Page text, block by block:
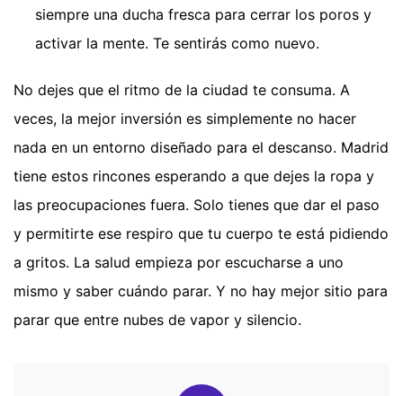
siempre una ducha fresca para cerrar los poros y
activar la mente. Te sentirás como nuevo.
No dejes que el ritmo de la ciudad te consuma. A
veces, la mejor inversión es simplemente no hacer
nada en un entorno diseñado para el descanso. Madrid
tiene estos rincones esperando a que dejes la ropa y
las preocupaciones fuera. Solo tienes que dar el paso
y permitirte ese respiro que tu cuerpo te está pidiendo
a gritos. La salud empieza por escucharse a uno
mismo y saber cuándo parar. Y no hay mejor sitio para
parar que entre nubes de vapor y silencio.